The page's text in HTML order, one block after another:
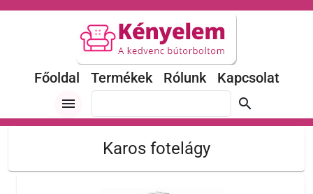
Főoldal Termékek Rólunk
Kapcsolat
menu
search
Karos fotelágy